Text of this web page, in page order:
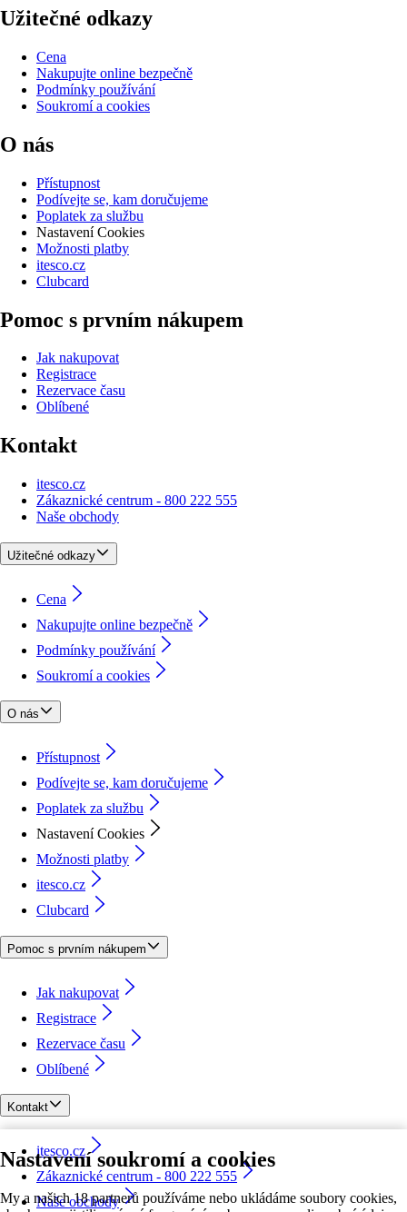
Nastavení soukromí a cookies
My a našich 18 partnerů používáme nebo ukládáme soubory cookies,
Užitečné odkazy
Cena
Nakupujte online bezpečně
Podmínky používání
Soukromí a cookies
O nás
Přístupnost
Podívejte se, kam doručujeme
Poplatek za službu
Nastavení Cookies
Možnosti platby
itesco.cz
Clubcard
Pomoc s prvním nákupem
Jak nakupovat
Registrace
Rezervace času
Oblíbené
Kontakt
itesco.cz
Zákaznické centrum - 800 222 555
Naše obchody
Užitečné odkazy
Cena
Nakupujte online bezpečně
Podmínky používání
Soukromí a cookies
O nás
Přístupnost
Podívejte se, kam doručujeme
Poplatek za službu
Nastavení Cookies
Možnosti platby
itesco.cz
Clubcard
Pomoc s prvním nákupem
Jak nakupovat
Registrace
Rezervace času
Oblíbené
Kontakt
itesco.cz
Zákaznické centrum - 800 222 555
Naše obchody